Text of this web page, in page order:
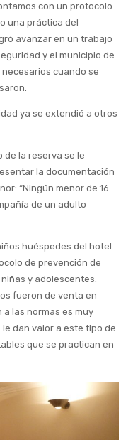
con un protocolo
una práctica del
avanzar en un trabajo
y el municipio de
cuando se
ya se extendió a otros
de la reserva se le
la documentación
“Ningún menor de 16
de un adulto
huéspedes del hotel
de prevención de
y adolescentes.
fueron de venta en
las normas es muy
le dan valor a este tipo de
que se practican en